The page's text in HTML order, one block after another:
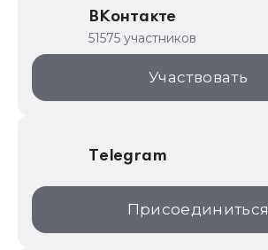
1С:Торговая площадка
ВКонтакте
51575 участников
Участвовать
Telegram
Присоединиться